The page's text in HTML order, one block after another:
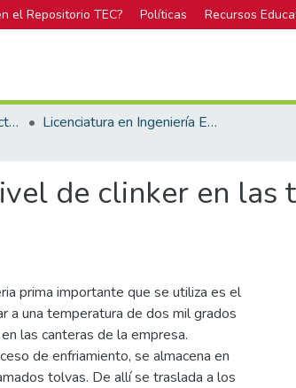
el Repositorio TEC? Políticas Recursos
Escuela de Ingeniería Electrónica
Licenciatura en Ingeniería Electrónica
de clinker en las
prima importante que se utiliza es el
a una temperatura de dos mil grados
las canteras de la empresa.
de enfriamiento, se almacena en
tolvas. De allí se traslada a los